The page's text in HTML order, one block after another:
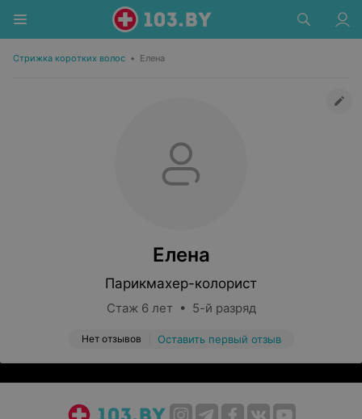
Стрижка коротких волос • Елена
Елена
Парикмахер-колорист
Стаж 6 лет • 5-й разряд
Нет отзывов Оставить первый отзыв